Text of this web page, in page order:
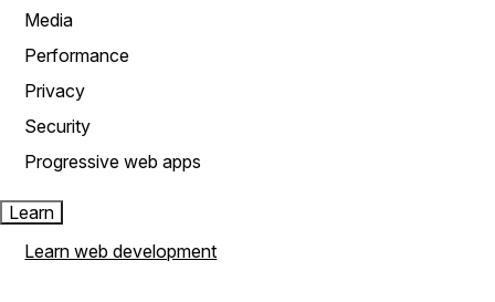
Media
Performance
Privacy
Security
Progressive web apps
Learn
Learn web development